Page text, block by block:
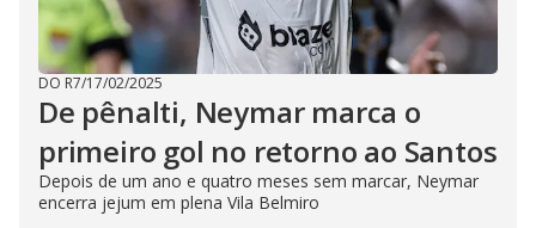
DO R7/17/02/2025
De pênalti, Neymar marca o
primeiro gol no retorno ao Santos
Depois de um ano e quatro meses sem marcar, Neymar
encerra jejum em plena Vila Belmiro